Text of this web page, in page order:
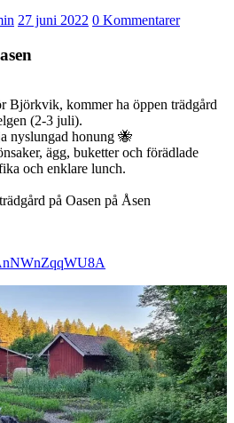
27 juni 2022 0 Kommentarer
Björkvik, kommer ha öppen trädgård
(2-3 juli).
nyslungad honung 🐝
ägg, buketter och förädlade
och enklare lunch.
på Oasen på Åsen